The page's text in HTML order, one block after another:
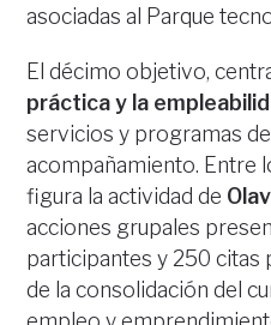
asociadas al Parque
El décimo objetivo,
práctica y la
servicios y programas
acompañamiento. Entre
figura la actividad de
acciones grupales
participantes y 250 citas
de la consolidación del